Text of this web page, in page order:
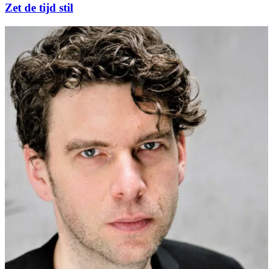
Zet de tijd stil